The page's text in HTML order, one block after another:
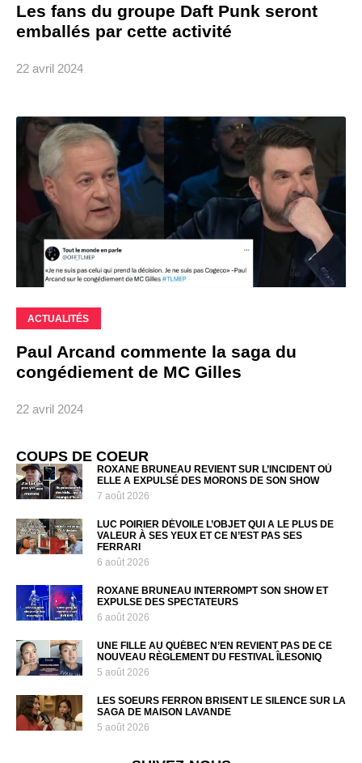
Les fans du groupe Daft Punk seront
emballés par cette activité
22 avril 2024
ACTUALITÉS
Paul Arcand commente la saga du
congédiement de MC Gilles
22 avril 2024
COUPS DE COEUR
ROXANE BRUNEAU REVIENT SUR L’INCIDENT OÙ
ELLE A EXPULSÉ DES MORONS DE SON SHOW
7 août 2026
LUC POIRIER DÉVOILE L’OBJET QUI A LE PLUS DE
VALEUR À SES YEUX ET CE N’EST PAS SES
FERRARI
6 août 2026
ROXANE BRUNEAU INTERROMPT SON SHOW ET
EXPULSE DES SPECTATEURS
6 août 2026
UNE FILLE AU QUÉBEC N’EN REVIENT PAS DE CE
NOUVEAU RÈGLEMENT DU FESTIVAL ÎLESONIQ
5 août 2026
LES SOEURS FERRON BRISENT LE SILENCE SUR LA
SAGA DE MAISON LAVANDE
5 août 2026